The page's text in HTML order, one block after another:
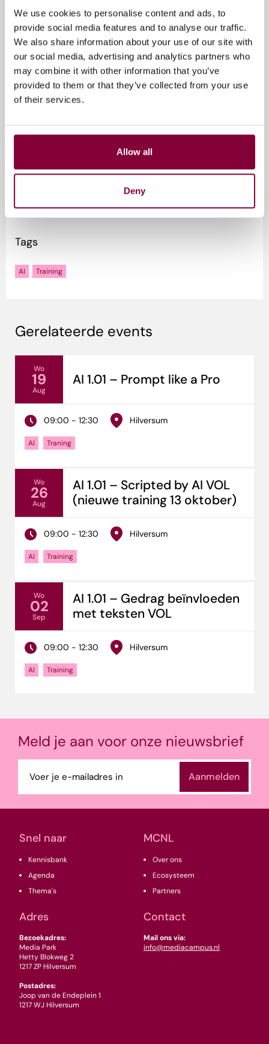
We use cookies to personalise content and ads, to
provide social media features and to analyse our traffic.
We also share information about your use of our site with
our social media, advertising and analytics partners who
may combine it with other information that you’ve
provided to them or that they’ve collected from your use
of their services.
Allow all
Deny
Evenement informatie
Joop van Den Endeplein 9, Hilversum, Nederland
Tags
AI Training
Gerelateerde events
Wo
19
Aug
AI 1.01 – Prompt like a Pro
09:00 - 12:30 Hilversum
AI Traning
Wo
26
Aug
AI 1.01 – Scripted by AI VOL
(nieuwe training 13 oktober)
09:00 - 12:30 Hilversum
AI Training
Wo
02
Sep
AI 1.01 – Gedrag beïnvloeden
met teksten VOL
09:00 - 12:30 Hilversum
AI Training
Snel naar
Kennisbank
Agenda
Thema's
MCNL
Over ons
Ecosysteem
Partners
Adres
Bezoekadres:
Media Park
Hetty Blokweg 2
1217 ZP Hilversum
Postadres:
Joop van de Endeplein 1
1217 WJ Hilversum
Contact
Mail ons via:
info@mediacampus.nl
Meld je aan voor onze nieuwsbrief
mailadres
(Vereist)